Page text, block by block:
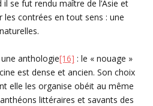
il se fut rendu maître de l’Asie et
les contrées en tout sens : une
anthologie[16] : le « nouage »
est dense et ancien. Son choix
elle les organise obéit au même
littéraires et savants des